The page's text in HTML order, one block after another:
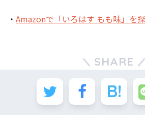
・ Amazonで「いろはす もも味」を
SHARE